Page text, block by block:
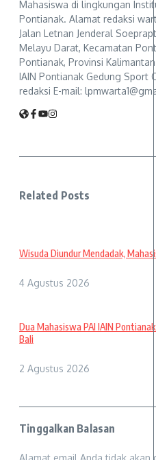
Mahasiswa di lingkungan
Pontianak. Alamat redaksi
Jalan Letnan Jenderal
Melayu Darat, Kecamatan
Pontianak, Provinsi
IAIN Pontianak Gedung Sport
redaksi E-mail:
Related Posts
Wisuda Diundur Mendadak,
4 Agustus 2026
Dua Mahasiswa PAI IAIN
Bali
2 Agustus 2026
Tinggalkan Balasan
Alamat email Anda tidak akan